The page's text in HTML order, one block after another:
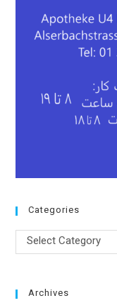
Categories
Categories
Select Category
Archives